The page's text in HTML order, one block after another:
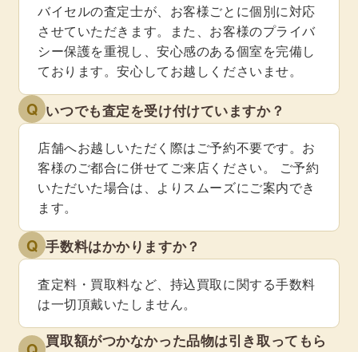
バイセルの査定士が、お客様ごとに個別に対応
させていただきます。また、お客様のプライバ
シー保護を重視し、安心感のある個室を完備し
ております。安心してお越しくださいませ。
Q いつでも査定を受け付けていますか？
店舗へお越しいただく際はご予約不要です。お
客様のご都合に併せてご来店ください。 ご予約
いただいた場合は、よりスムーズにご案内でき
ます。
Q 手数料はかかりますか？
査定料・買取料など、持込買取に関する手数料
は一切頂戴いたしません。
買取額がつかなかった品物は引き取ってもら